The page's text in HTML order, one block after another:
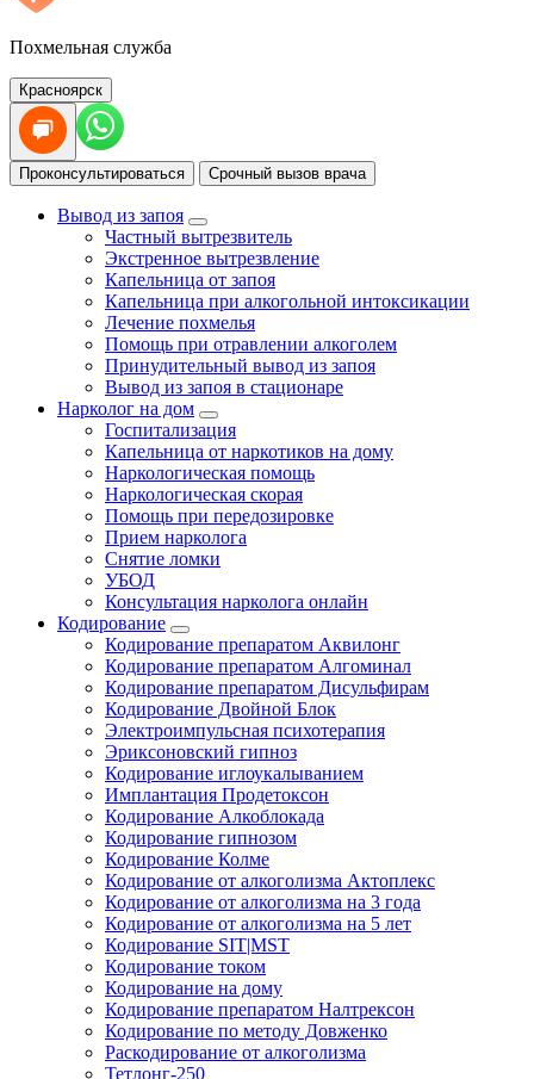
Похмельная служба
Красноярск
Проконсультироваться Срочный вызов врача
Вывод из запоя
Частный вытрезвитель
Экстренное вытрезвление
Капельница от запоя
Капельница при алкогольной интоксикации
Лечение похмелья
Помощь при отравлении алкоголем
Принудительный вывод из запоя
Вывод из запоя в стационаре
Нарколог на дом
Госпитализация
Капельница от наркотиков на дому
Наркологическая помощь
Наркологическая скорая
Помощь при передозировке
Прием нарколога
Снятие ломки
УБОД
Консультация нарколога онлайн
Кодирование
Кодирование препаратом Аквилонг
Кодирование препаратом Алгоминал
Кодирование препаратом Дисульфирам
Кодирование Двойной Блок
Электроимпульсная психотерапия
Эриксоновский гипноз
Кодирование иглоукалыванием
Имплантация Продетоксон
Кодирование Алкоблокада
Кодирование гипнозом
Кодирование Колме
Кодирование от алкоголизма Актоплекс
Кодирование от алкоголизма на 3 года
Кодирование от алкоголизма на 5 лет
Кодирование SIT|MST
Кодирование током
Кодирование на дому
Кодирование препаратом Налтрексон
Кодирование по методу Довженко
Раскодирование от алкоголизма
Тетлонг-250